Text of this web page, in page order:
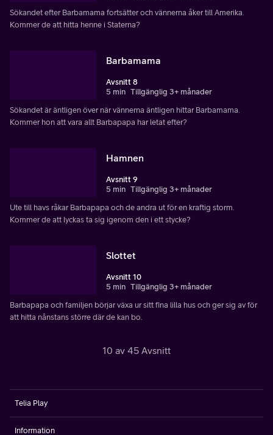
Sökandet efter Barbamama fortsätter och vännerna åker till Amerika.
Kommer de att hitta henne i Staterna?
Barbamama
Avsnitt 8
5 min Tillgänglig 3+ månader
Sökandet är äntligen över när vännerna äntligen hittar Barbamama.
Kommer hon att vara allt Barbapapa har letat efter?
Hamnen
Avsnitt 9
5 min Tillgänglig 3+ månader
Ute till havs råkar Barbapapa och de andra ut för en kraftig storm.
Kommer de att lyckas ta sig igenom den i ett stycke?
Slottet
Avsnitt 10
5 min Tillgänglig 3+ månader
Barbapapa och familjen börjar växa ur sitt fina lilla hus och ger sig av för
att hitta nånstans större där de kan bo.
10 av 45 Avsnitt
Telia Play
Information